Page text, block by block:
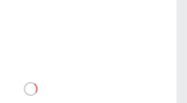
DO KOSZYKA